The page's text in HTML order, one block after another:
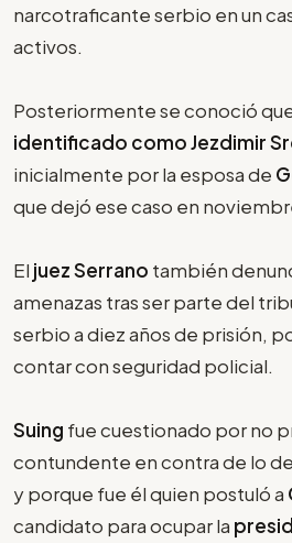
narcotraficante serbio en un
activos.
Posteriormente se conoció
identificado como Jezdimir
inicialmente por la esposa de
que dejó ese caso en
El juez Serrano también
amenazas tras ser parte del
serbio a diez años de prisión,
contar con seguridad policial.
Suing fue cuestionado por no
contundente en contra de lo
y porque fue él quien postuló a
candidato para ocupar la